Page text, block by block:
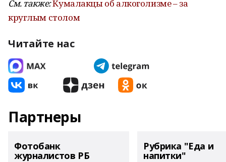
См. также:Кумалакцы об алкоголизме – за
круглым столом
Читайте нас
Партнеры
Фотобанк
журналистов РБ
Рубрика "Еда и
напитки"